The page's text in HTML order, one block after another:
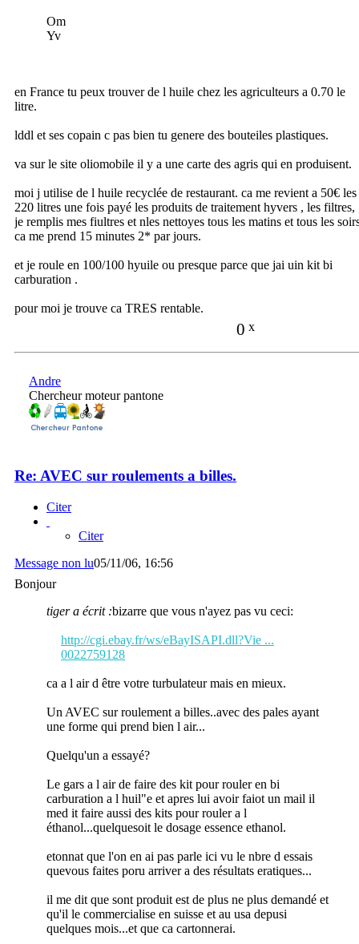
Om
Yv
en France tu peux trouver de l huile chez les agriculteurs a 0.70 le
litre.
lddl et ses copain c pas bien tu genere des bouteiles plastiques.
va sur le site oliomobile il y a une carte des agris qui en produisent.
moi j utilise de l huile recyclée de restaurant. ca me revient a 50€ les
220 litres une fois payé les produits de traitement hyvers , les filtres,
je remplis mes fiultres et nles nettoyes tous les matins et tous les
ca me prend 15 minutes 2* par jours.
et je roule en 100/100 hyuile ou presque parce que jai uin kit bi
carburation .
pour moi je trouve ca TRES rentable.
0 x
Andre
Chercheur moteur pantone
Re: AVEC sur roulements a billes.
Citer
Citer
Message non lu05/11/06, 16:56
Bonjour
tiger a écrit :bizarre que vous n'ayez pas vu ceci:
http://cgi.ebay.fr/ws/eBayISAPI.dll?Vie ...
0022759128
ca a l air d être votre turbulateur mais en mieux.
Un AVEC sur roulement a billes..avec des pales ayant
une forme qui prend bien l air...
Quelqu'un a essayé?
Le gars a l air de faire des kit pour rouler en bi
carburation a l huil"e et apres lui avoir faiot un mail il
med it faire aussi des kits pour rouler a l
éthanol...quelquesoit le dosage essence ethanol.
etonnat que l'on en ai pas parle ici vu le nbre d essais
quevous faites poru arriver a des résultats eratiques...
il me dit que sont produit est de plus ne plus demandé et
qu'il le commercialise en suisse et au usa depusi
quelques mois...et que ca cartonnerai.